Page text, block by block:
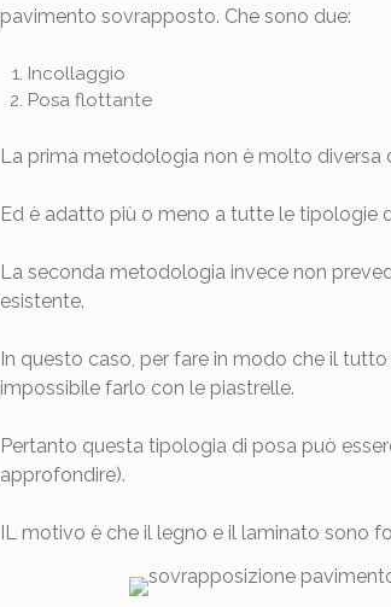
pavimento sovrapposto. Che sono due:
Incollaggio
Posa flottante
La prima metodologia non è molto diversa
Ed è adatto più o meno a tutte le tipologie
La seconda metodologia invece non
esistente.
In questo caso, per fare in modo che il
impossibile farlo con le piastrelle.
Pertanto questa tipologia di posa può
approfondire).
IL motivo è che il legno e il laminato sono